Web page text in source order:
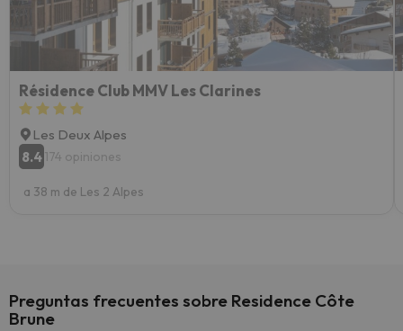
yo.
Résidence Club MMV Les Clarines
Les Deux Alpes
8.4174 opiniones
a 38 m de Les 2 Alpes
Preguntas frecuentes sobre Residence Côte
Brune